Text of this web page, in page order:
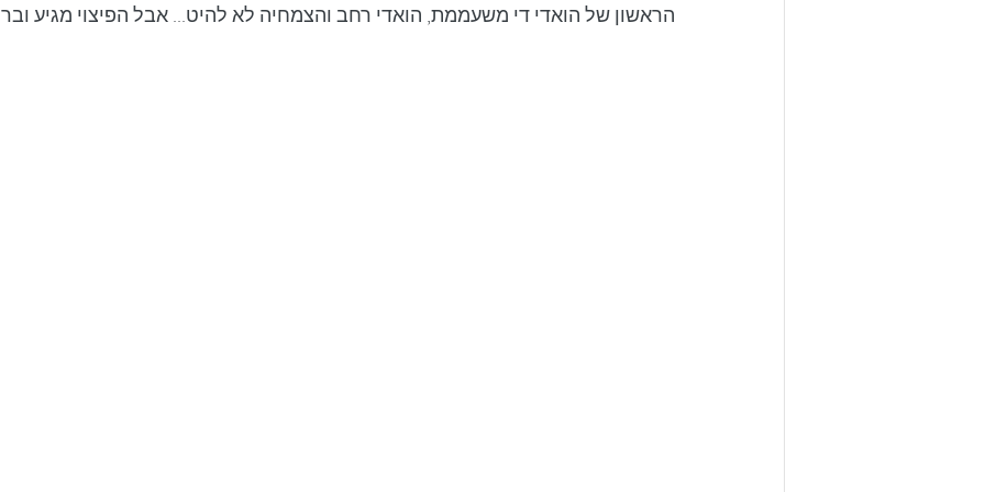
הראשון של הואדי די משעממת, הואדי רחב והצמחיה לא להיט... אבל הפיצוי מגיע